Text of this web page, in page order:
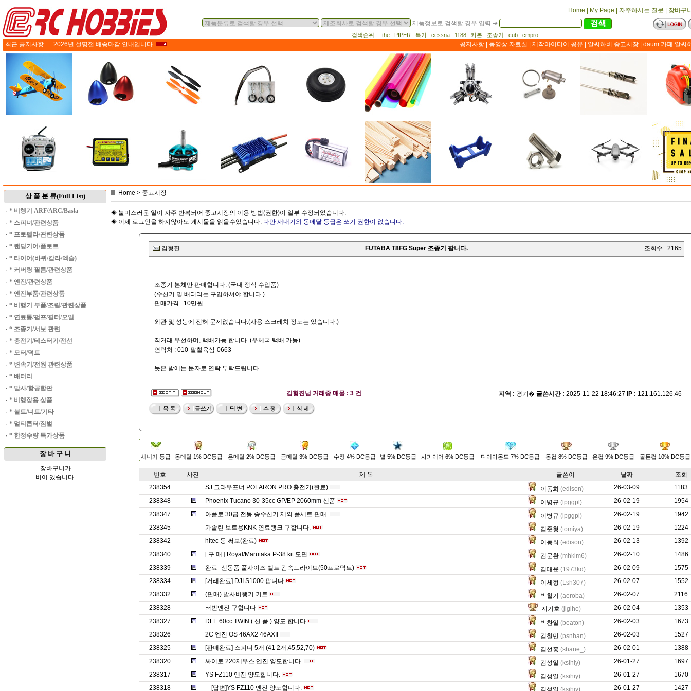
Home My Page 자주하시는 질문
장바구
제품정보로 검색할 경우 입력 ➔
검색순위 : the PIPER 특가 cessna 1188 카본 조종기 cub cmpro
최근 공지사항 : 2026년 설명절 배송마감 안내입니다. 공지사항 동영상 자료실 제작아이디어 공유 알씨하비 중고시장 daum 카페 알씨
상 품 분 류(Full List)
· * 비행기 ARF/ARC/Basla
· * 스피너/관련상품
· * 프로펠라/관련상품
· * 랜딩기어/플로트
· * 타이어(바퀴/칼라/엑슬)
· * 커버링 필름/관련상품
· * 엔진/관련상품
· * 엔진부품/관련상품
· * 비행기 부품/조립/관련상품
· * 연료통/펌프/필터/오일
· * 조종기/서보 관련
· * 충전기/테스터기/전선
· * 모터/덕트
· * 변속기/전원 관련상품
· * 배터리
· * 발사/항공합판
· * 비행장용 상품
· * 볼트/너트/기타
· * 멀티콥터/짐벌
· * 한정수량 특가상품
장 바 구 니
장바구니가
비어 있습니다.
Home > 중고시장
◈ 불미스러운 일이 자주 반복되어 중고시장의 이용 방법(권한)이 일부 수정되었습니다.
◈ 이제 로그인을 하지않아도 게시물을 읽을수있습니다. 다만 새내기와 동메달 등급은 쓰기 권한이 없습니다.
김형진 FUTABA T8FG Super 조종기 팝니다. 조회수 : 2165
조종기 본체만 판매합니다. (국내 정식 수입품)
(수신기 및 배터리는 구입하셔야 합니다.)
판매가격 : 10만원
외관 및 성능에 전혀 문제없습니다.(사용 스크레치 정도는 있습니다.)
직거래 우선하며, 택배가능 합니다. (우체국 택배 가능)
연락처 : 010-팔칠육삼-0663
늣은 밤에는 문자로 연락 부탁드립니다.
김형진님 거래중 매물 : 3 건 지역 : 경기� 글쓴시간 : 2025-11-22 18:46:27 IP : 121.161.126.46
새내기 등급 동메달 1% DC등급 은메달 2% DC등급 금메달 3% DC등급 수정 4% DC등급 별 5% DC등급 사파이어 6% DC등급 다이아몬드 7% DC등급 동컵 8% DC등급 은컵 9% DC등급 골든컵 10% DC등급
번호 사진 제 목 글쓴이 날짜
조회
238354
SJ 그라우프너 POLARON PRO 충전기(완료) 이동희 (edison) 26-03-09
1183
238348
Phoenix Tucano 30-35cc GP/EP 2060mm 신품 이병규 (lpggpl) 26-02-19
1954
238347
아폴로 30급 전동 송수신기 제외 풀세트 판매. 이병규 (lpggpl) 26-02-19
1942
238345
가솔린 보트용KNK 연료탱크 구합니다. 김준형 (tomiya) 26-02-19
1224
238342
hitec 등 써보(완료) 이동희 (edison) 26-02-13
1392
238340
[ 구 매 ] Royal/Marutaka P-38 kit 도면 김문환 (mhkim6) 26-02-10
1486
238339
완료_신동품 풀사이즈 벨트 감속드라이브(50프로덕트) 김대윤 (1973kd) 26-02-09
1575
238334
[거래완료] DJI S1000 팝니다 이세형 (Lsh307) 26-02-07
1552
238332
(판매) 발사비행기 키트 박철기 (aeroba) 26-02-07
2116
238328
터빈엔진 구합니다 지기호 (jigiho) 26-02-04
1353
238327
DLE 60cc TWIN ( 신 품 ) 양도 합니다 박찬일 (beaton) 26-02-03
1673
238326
2C 엔진 OS 46AX2 46AXII 김철민 (psnhan) 26-02-03
1527
238325
[판매완료] 스피너 5개 (41 2개,45,52,70) 김선홍 (shane_) 26-02-01
1388
238320
싸이토 220제우스 엔진 양도합니다. 김성일 (ksihiy) 26-01-27
1697
238317
YS FZ110 엔진 양도합니다. 김성일 (ksihiy) 26-01-27
1670
238318
[답변]YS FZ110 엔진 양도합니다. 김성일 (ksihiy) 26-01-27 1427